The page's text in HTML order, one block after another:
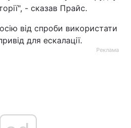
- сказав Прайс.
від спроби використати
для ескалації.
Реклама